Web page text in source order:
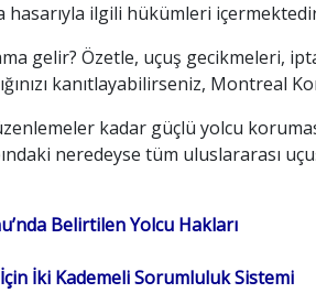
hasarıyla ilgili hükümleri
gelir? Özetle, uçuş gecikmeleri,
kanıtlayabilirseniz, Montreal
kadar güçlü yolcu
neredeyse tüm uluslararası
Belirtilen Yolcu Hakları
İki Kademeli Sorumluluk Sistemi